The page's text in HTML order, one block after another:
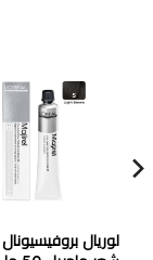
لوريال